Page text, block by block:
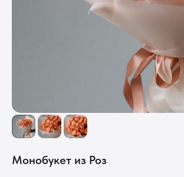
Монобукет из Роз